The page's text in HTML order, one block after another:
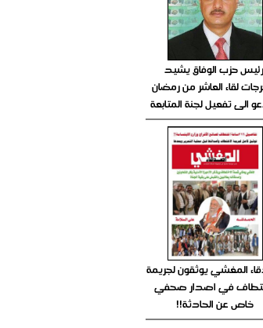
رئيس حزب الوفاق يشيد
لقاء العاشر من رمضان
الى تفعيل لجنة المتابعة
المغشي يوثقون لجريمة
في اصدار صحفي
خاص عن الحادثة!!